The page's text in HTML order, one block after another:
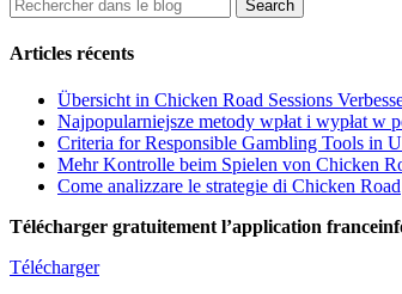
Articles récents
Übersicht in Chicken Road Sessions
Najpopularniejsze metody wpłat i wypłat w
Criteria for Responsible Gambling Tools in
Mehr Kontrolle beim Spielen von Chicken
Come analizzare le strategie di Chicken Road
Télécharger gratuitement l’application
Télécharger